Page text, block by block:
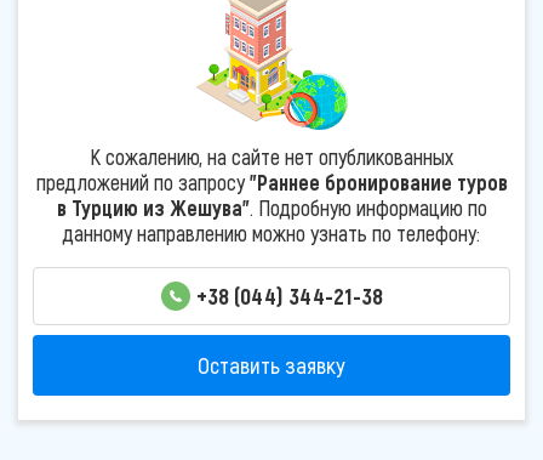
К сожалению, на сайте нет опубликованных
предложений по запросу"Раннее бронирование туров
в Турцию из Жешува". Подробную информацию по
данному направлению можно узнать по телефону:
+38 (044) 344-21-38
Оставить заявку